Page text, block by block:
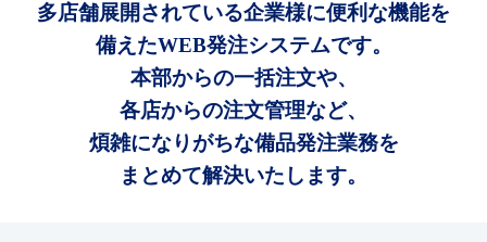
多店舗展開されている企業様に便利な機能を
備えたWEB発注システムです。
本部からの一括注文や、
各店からの注文管理など、
煩雑になりがちな備品発注業務を
まとめて解決いたします。